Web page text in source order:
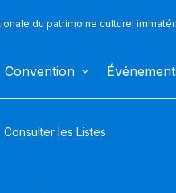
du patrimoine culturel
Convention
Consulter les Listes